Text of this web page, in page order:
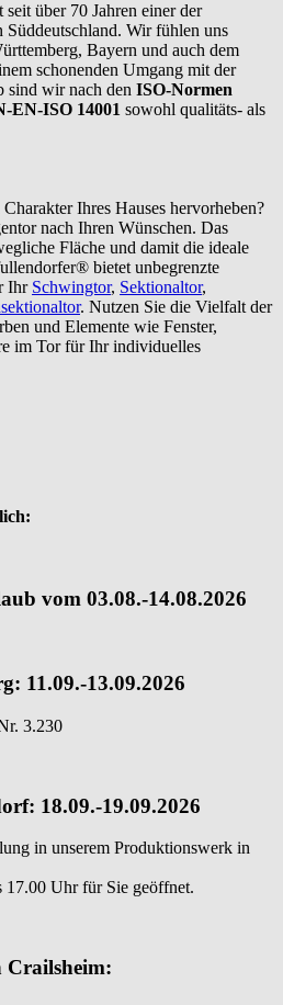
über 70 Jahren einer der
Süddeutschland. Wir fühlen uns
Bayern und auch dem
schonenden Umgang mit der
sind wir nach den ISO-Normen
EN-ISO 14001 sowohl qualitäts- als
Ihres Hauses hervorheben?
nach Ihren Wünschen. Das
Fläche und damit die ideale
bietet unbegrenzte
Ihr Schwingtor, Sektionaltor,
. Nutzen Sie die Vielfalt der
und Elemente wie Fenster,
im Tor für Ihr individuelles
vom 03.08.-14.08.2026
11.09.-13.09.2026
3.230
18.09.-19.09.2026
in unserem Produktionswerk in
Uhr für Sie geöffnet.
Crailsheim: